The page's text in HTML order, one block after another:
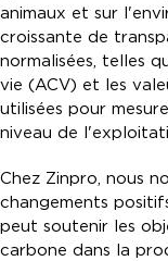
animaux et sur
croissante de
normalisées, telles
vie (ACV) et les
utilisées pour
niveau de
Chez Zinpro, nous
changements
peut soutenir les
carbone dans la